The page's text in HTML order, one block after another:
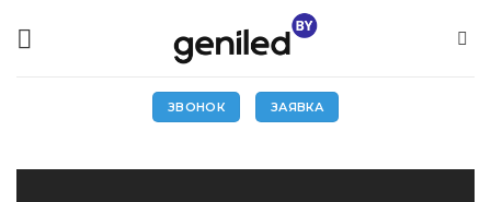
ЗВОНОК ЗАЯВКА